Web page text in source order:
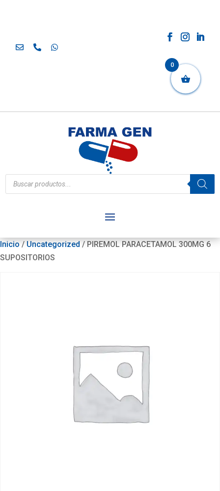
Búsqueda
de
productos
Inicio / Uncategorized / PIREMOL PARACETAMOL 300MG 6
SUPOSITORIOS
0